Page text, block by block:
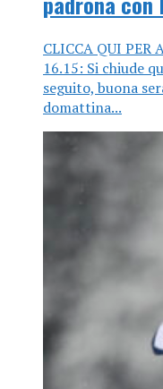
CLICCA QUI PER
16.15: Si chiude
seguito, buona
domattina...